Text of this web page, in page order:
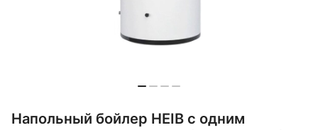
Напольный бойлер HEIB с одним